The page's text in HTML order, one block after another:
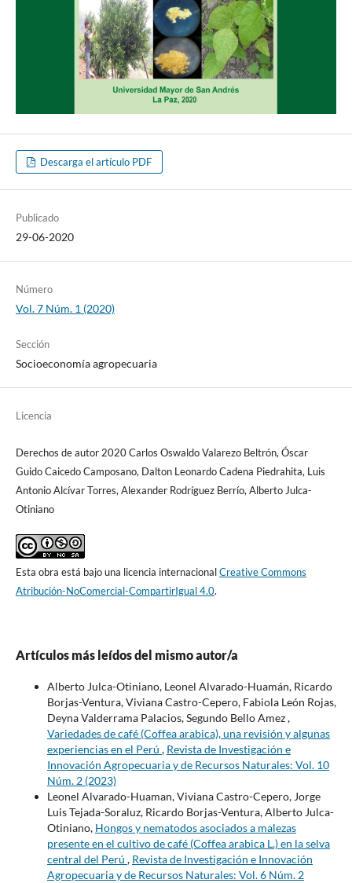
Descarga el artículo PDF
Publicado
29-06-2020
Número
Vol. 7 Núm. 1 (2020)
Sección
Socioeconomía agropecuaria
Licencia
Derechos de autor 2020 Carlos Oswaldo Valarezo Beltrón, Óscar
Guido Caicedo Camposano, Dalton Leonardo Cadena Piedrahita, Luis
Antonio Alcívar Torres, Alexander Rodríguez Berrío, Alberto Julca-
Otiniano
Esta obra está bajo una licencia internacionalCreative Commons
Atribución-NoComercial-CompartirIgual 4.0.
Artículos más leídos del mismo autor/a
Alberto Julca-Otiniano, Leonel Alvarado-Huamán, Ricardo
Borjas-Ventura, Viviana Castro-Cepero, Fabiola León Rojas,
Deyna Valderrama Palacios, Segundo Bello Amez ,
Variedades de café (Coffea arabica), una revisión y algunas
experiencias en el Perú , Revista de Investigación e
Innovación Agropecuaria y de Recursos Naturales: Vol. 10
Núm. 2 (2023)
Leonel Alvarado-Huaman, Viviana Castro-Cepero, Jorge
Luis Tejada-Soraluz, Ricardo Borjas-Ventura, Alberto Julca-
Otiniano, Hongos y nematodos asociados a malezas
presente en el cultivo de café (Coffea arabica L.) en la selva
central del Perú , Revista de Investigación e Innovación
Agropecuaria y de Recursos Naturales: Vol. 6 Núm. 2